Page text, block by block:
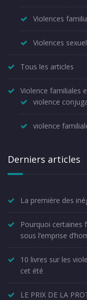
Violences
Violences
Tous les articles
Violence familiales
violence
violence
Derniers articles
La première des
Pourquoi certaines
sous l’emprise
10 livres sur les
cet été
LE PRIX DE LA